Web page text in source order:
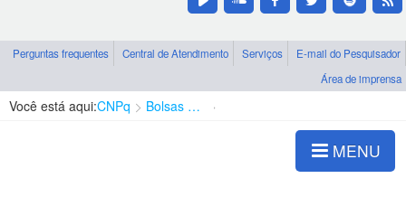
Perguntas frequentes Central de Atendimento Serviços
E-mail do Pesquisador
Área de imprensa
Você está aqui:CNPq Bolsas e Auxílios Vigentes
MENU